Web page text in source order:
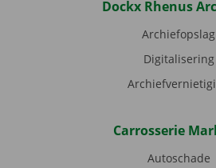
Dockx Rhenus
Archiefopslag
Digitalisering
Carrosserie
Autoschade